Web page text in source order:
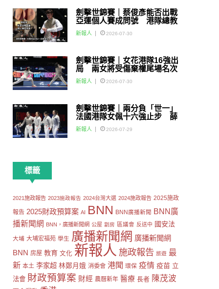
劍擊世錦賽｜蔡俊彥能否出戰
亞運個人賽成問號 港隊總教
練：如醫生話可以一定會用佢
新報人 2026-07-30
劍擊世錦賽｜女花港隊16強出
局 兩女將受傷棄權尾場名次
賽
新報人 2026-07-30
劍擊世錦賽｜兩分負「世一」
法國港隊女佩十六強止步 薛
雅齊：我好有信心我哋可以做
到世界級嘅Team
新報人 2026-07-29
標籤
2021施政報告 2023施政報告 2024台灣大選 2024施政報告 2025施政
報告 2025財政預算案 AI BNN BNN廣播新聞
BNN廣
播新聞網 BNN，廣播新聞網 公屋 劏房 區議會 反送中 國安法
大埔 大埔宏福苑 學生 廣播新聞網 廣播新聞網
BNN 房屋 教育 文化 新報人 施政報告 旅遊 最
新 本土 李家超 林鄭月娥 消委會 港聞 環保 疫情 疫苗 立
法會 財政預算案 財經 農曆新年 醫療 長者 陳茂波